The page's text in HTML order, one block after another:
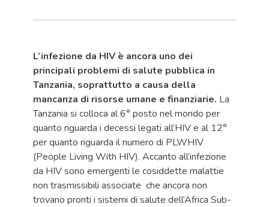
L’infezione da HIV è ancora uno dei
principali problemi di salute pubblica in
Tanzania, soprattutto a causa della
mancanza di risorse umane e finanziarie. La
Tanzania si colloca al 6° posto nel mondo per
quanto riguarda i decessi legati all’HIV e al 12°
per quanto riguarda il numero di PLWHIV
(People Living With HIV). Accanto all’infezione
da HIV sono emergenti le cosiddette malattie
non trasmissibili associate che ancora non
trovano pronti i sistemi di salute dell’Africa Sub-